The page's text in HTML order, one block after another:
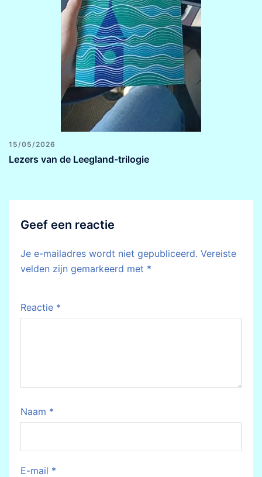
15/05/2026
Lezers van de Leegland-trilogie
Geef een reactie
Je e-mailadres wordt niet gepubliceerd. Vereiste
velden zijn gemarkeerd met *
Reactie *
Naam *
E-mail *